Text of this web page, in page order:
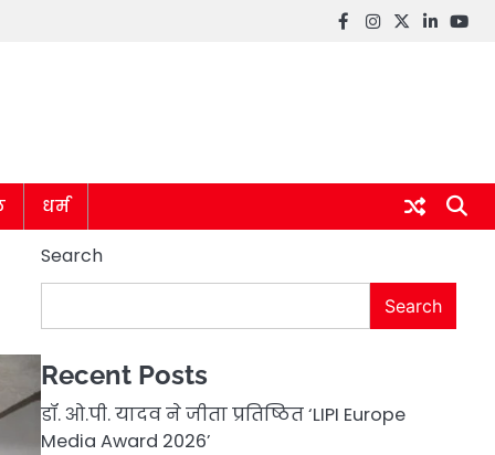
Facebook
instagram
twitter
linkedin
धर्म
Search
Search
Recent Posts
डॉ. ओ.पी. यादव ने जीता प्रतिष्ठित ‘LIPI Europe
Media Award 2026’